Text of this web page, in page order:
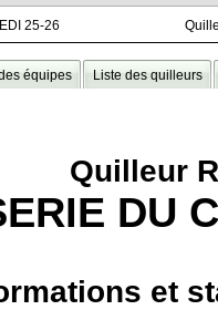
25-26
équipes Liste des quilleurs
Quilleur
DU
et